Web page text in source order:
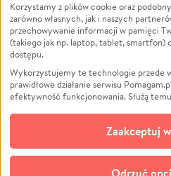
Zwierzęta
Pożar
Ukraina
Pomoc Finansowa
Projekty
Pogrzeb
Społeczność lokalna
Kultura
Korzystamy z plików cookie oraz
zarówno własnych, jak i naszych
przechowywanie informacji w pamięci
(takiego jak np. laptop, tablet, smartfon)
dostępu.
Wykorzystujemy te technologie przede
prawidłowe działanie serwisu
efektywność funkcjonowania. Służą
opcjonalnych
technologii do celów analitycznych i
zgodę na ich stosowanie lub jej
możliwość zmiany swoich preferencji na
Zaakceptuj